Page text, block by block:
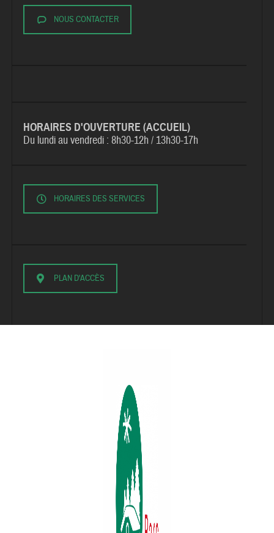
NOUS CONTACTER
HORAIRES D'OUVERTURE (ACCUEIL)
Du lundi au vendredi :8h30-12h / 13h30-17h
HORAIRES DES SERVICES
PLAN D'ACCÈS